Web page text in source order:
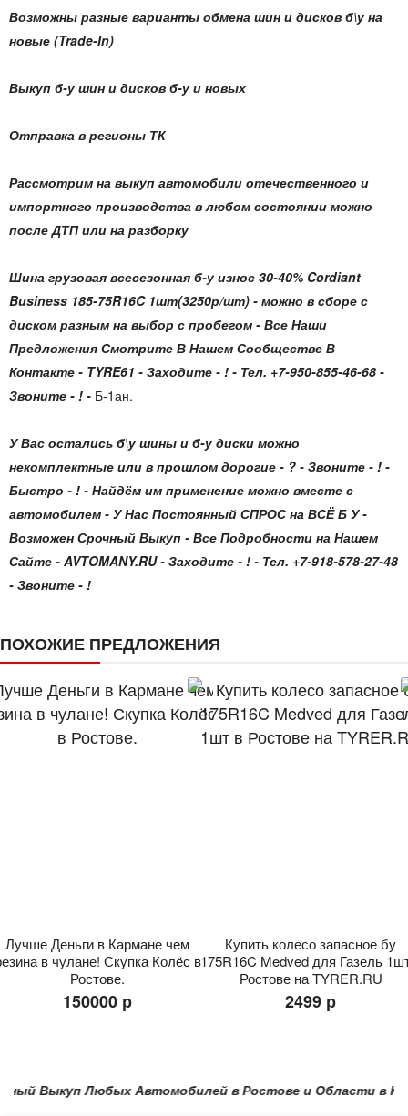
Возможны разные варианты обмена шин и дисков б\у на
новые (Trade-In)
Выкуп б-у шин и дисков б-у и новых
Отправка в регионы ТК
Рассмотрим на выкуп автомобили отечественного и
импортного производства в любом состоянии можно
после ДТП или на разборку
Шина грузовая всесезонная б-у износ 30-40% Cordiant
Business 185-75R16C 1шт(3250р/шт) - можно в сборе с
диском разным на выбор с пробегом - Все Наши
Предложения Смотрите В Нашем Сообществе В
Контакте - TYRE61 - Заходите - ! - Тел. +7-950-855-46-68 -
Звоните - ! - Б-1ан.
У Вас остались б\у шины и б-у диски можно
некомплектные или в прошлом дорогие - ? - Звоните - ! -
Быстро - ! - Найдём им применение можно вместе с
автомобилем - У Нас Постоянный СПРОС на ВСЁ Б У -
Возможен Срочный Выкуп - Все Подробности на Нашем
Сайте - AVTOMANY.RU - Заходите - ! - Тел. +7-918-578-27-48
- Звоните - !
ПОХОЖИЕ ПРЕДЛОЖЕНИЯ
Лучше Деньги в Кармане чем
в чулане! Скупка Колёс в
Ростове.
150000 р
Купить колесо запасное бу
175R16C Medved для Газель
Ростове на TYRER.RU
2499 р
Выкуп Любых Автомобилей в Ростове и Области в